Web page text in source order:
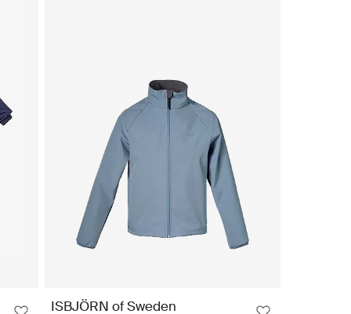
ISBJÖRN of Sweden